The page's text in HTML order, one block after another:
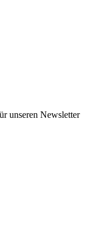
unseren Newsletter